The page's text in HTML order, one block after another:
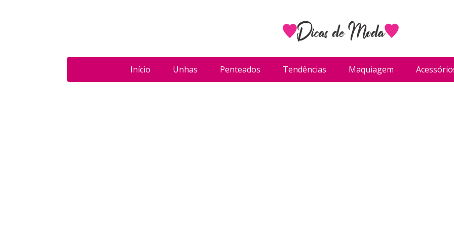
Início Unhas Penteados Tendências Maquiagem